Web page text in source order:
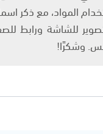
المواد، مع ذكر
للشاشة ورابط
وشكرًا!